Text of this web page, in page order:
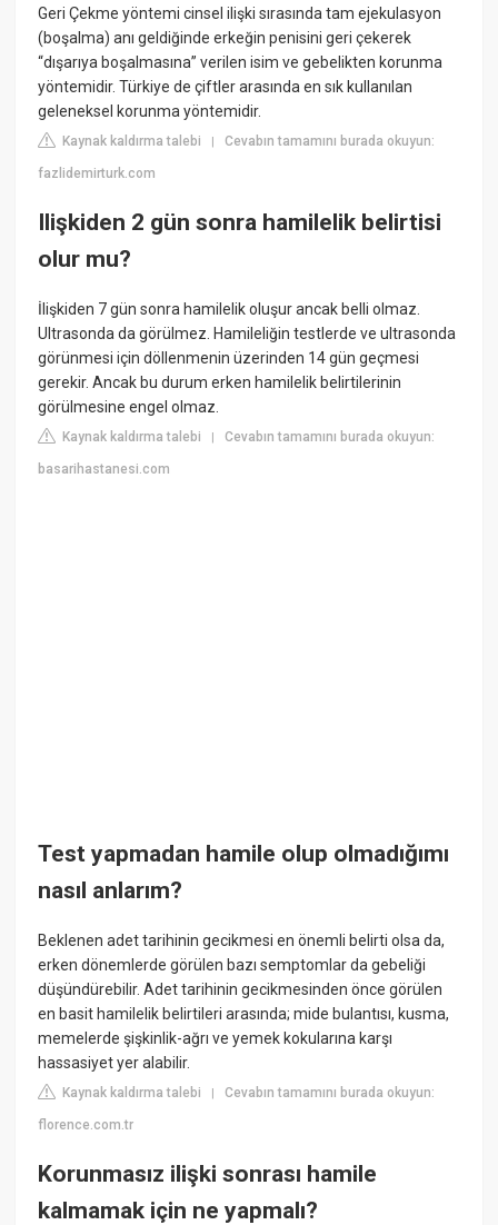
Geri Çekme yöntemi cinsel ilişki sırasında tam ejekulasyon
(boşalma) anı geldiğinde erkeğin penisini geri çekerek
“dışarıya boşalmasına” verilen isim ve gebelikten korunma
yöntemidir. Türkiye de çiftler arasında en sık kullanılan
geleneksel korunma yöntemidir.
Kaynak kaldırma talebi |Cevabın tamamını burada okuyun:
fazlidemirturk.com
Ilişkiden 2 gün sonra hamilelik belirtisi
olur mu?
İlişkiden 7 gün sonra hamilelik oluşur ancak belli olmaz.
Ultrasonda da görülmez. Hamileliğin testlerde ve ultrasonda
görünmesi için döllenmenin üzerinden 14 gün geçmesi
gerekir. Ancak bu durum erken hamilelik belirtilerinin
görülmesine engel olmaz.
Kaynak kaldırma talebi |Cevabın tamamını burada okuyun:
basarihastanesi.com
Test yapmadan hamile olup olmadığımı
nasıl anlarım?
Beklenen adet tarihinin gecikmesi en önemli belirti olsa da,
erken dönemlerde görülen bazı semptomlar da gebeliği
düşündürebilir. Adet tarihinin gecikmesinden önce görülen
en basit hamilelik belirtileri arasında; mide bulantısı, kusma,
memelerde şişkinlik-ağrı ve yemek kokularına karşı
hassasiyet yer alabilir.
Kaynak kaldırma talebi |Cevabın tamamını burada okuyun:
florence.com.tr
Korunmasız ilişki sonrası hamile
kalmamak için ne yapmalı?